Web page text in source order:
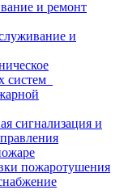
и ремонт
и
систем
сигнализация и
пожаротушения